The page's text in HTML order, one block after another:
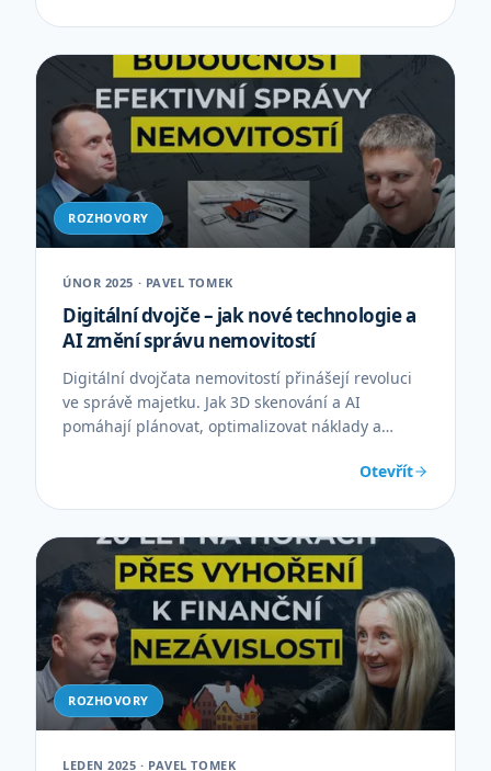
ROZHOVORY
ÚNOR 2025 · PAVEL TOMEK
Digitální dvojče – jak nové technologie a
AI změní správu nemovitostí
Digitální dvojčata nemovitostí přinášejí revoluci
ve správě majetku. Jak 3D skenování a AI
pomáhají plánovat, optimalizovat náklady a
Otevřít
ROZHOVORY
LEDEN 2025 · PAVEL TOMEK